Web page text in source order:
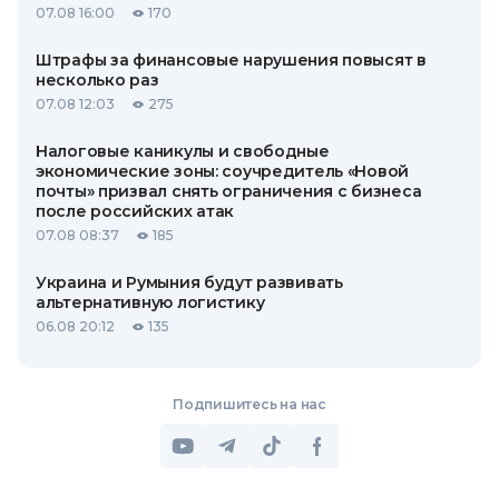
07.08 16:00 170
Штрафы за финансовые нарушения повысят в
несколько раз
07.08 12:03 275
Налоговые каникулы и свободные
экономические зоны: соучредитель «Новой
почты» призвал снять ограничения с бизнеса
после российских атак
07.08 08:37 185
Украина и Румыния будут развивать
альтернативную логистику
06.08 20:12 135
Подпишитесь на нас